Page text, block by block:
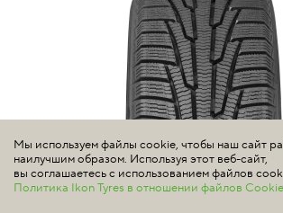
Мы используем файлы cookie, чтобы наш сайт
наилучшим образом. Используя этот веб-сайт,
вы соглашаетесь с использованием файлов
Политика Ikon Tyres в отношении файлов Cookie